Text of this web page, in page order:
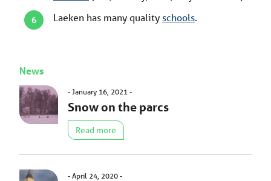
Laeken has many quality schools.
News
January 16, 2021
Snow on the parcs
Read more
April 24, 2020